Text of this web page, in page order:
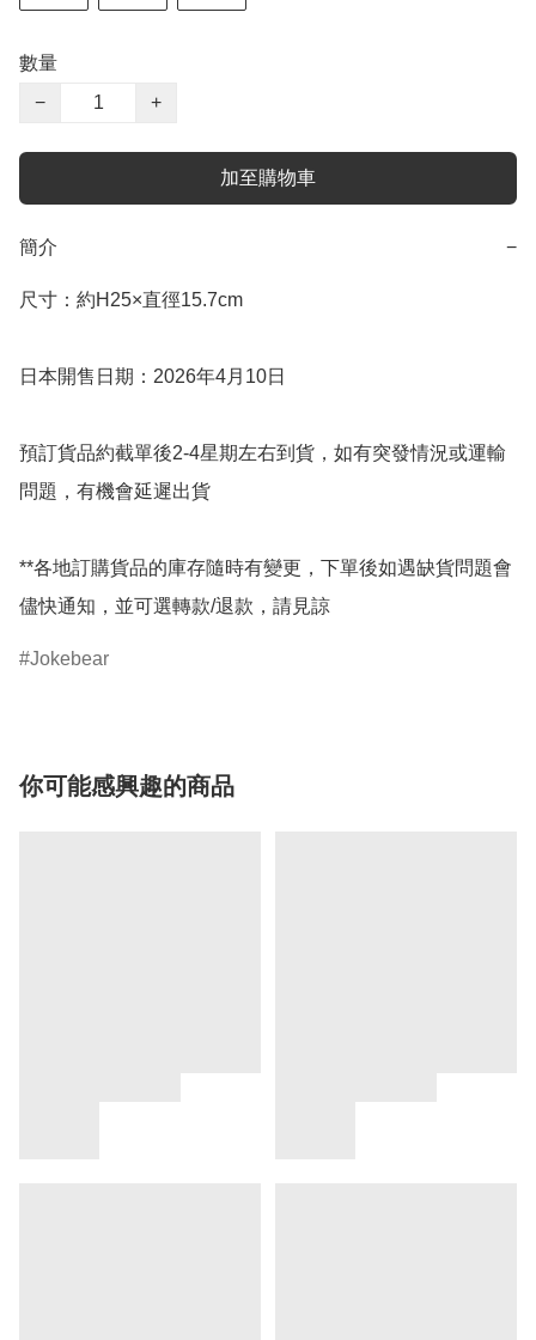
數量
−
+
加至購物車
簡介 −
尺寸：約H25×直徑15.7cm
日本開售日期：2026年4月10日
預訂貨品約截單後2-4星期左右到貨，如有突發情況或運輸
問題，有機會延遲出貨
**各地訂購貨品的庫存隨時有變更，下單後如遇缺貨問題會
儘快通知，並可選轉款/退款，請見諒
Jokebear
你可能感興趣的商品